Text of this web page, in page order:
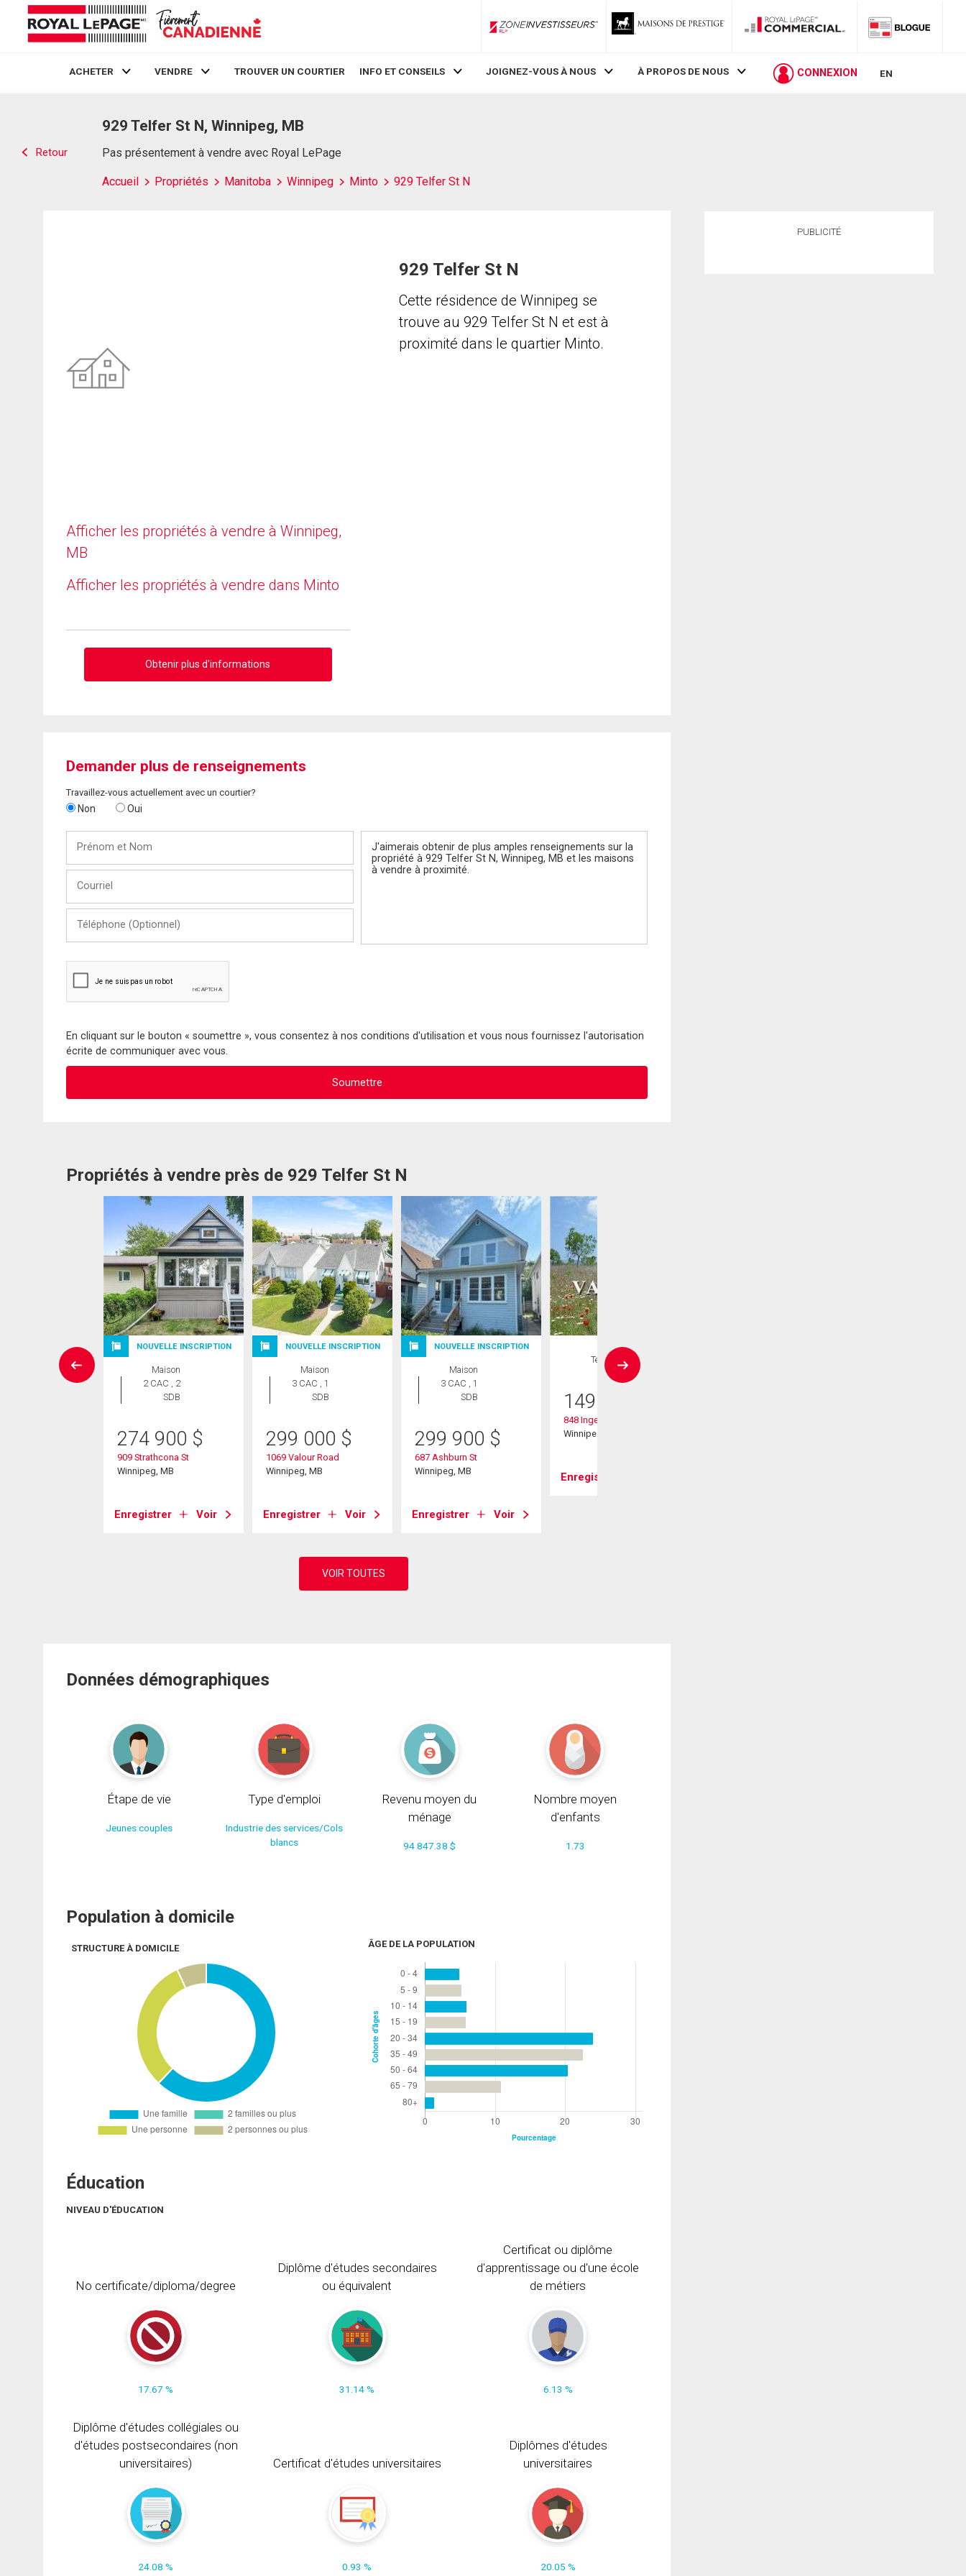
ZoneInvestisseurs RLP
ACHETER VENDRE TROUVER UN COURTIER INFO ET CONSEILS JOIGNEZ-VOUS À NOUS À PROPOS DE NOUS CONNEXION EN
Retour
929 Telfer St N, Winnipeg, MB
Pas présentement à vendre avec Royal LePage
Accueil Propriétés Manitoba Winnipeg Minto 929 Telfer St N
Afficher les propriétés à vendre à Winnipeg,
MB
Afficher les propriétés à vendre dans Minto
Obtenir plus d'informations
929 Telfer St N
Cette résidence de Winnipeg se
trouve au 929 Telfer St N et est à
proximité dans le quartier Minto.
Demander plus de renseignements
Travaillez-vous actuellement avec un courtier?
Non Oui
Nom
(Optionnel)
En cliquant sur le bouton « soumettre », vous consentez à nos conditions d'utilisation et vous nous fournissez l'autorisation
écrite de communiquer avec vous.
Propriétés à vendre près de 929 Telfer St N
NOUVELLE INSCRIPTION
Maison
2 CAC , 2
SDB
274 900 $
909 Strathcona St
Winnipeg, MB
Enregistrer Voir
NOUVELLE INSCRIPTION
Maison
3 CAC , 1
SDB
299 000 $
1069 Valour Road
Winnipeg, MB
Enregistrer Voir
NOUVELLE INSCRIPTION
Maison
3 CAC , 1
SDB
299 900 $
687 Ashburn St
Winnipeg, MB
Enregistrer Voir
Terrain
149 900
848 Ingersoll St
Winnipeg, MB
Enregistrer
Données démographiques
Étape de vie
Jeunes couples
Type d'emploi
Industrie des services/Cols
blancs
Revenu moyen du
ménage
94 847.38 $
Nombre moyen
d'enfants
1.73
Population à domicile
STRUCTURE À DOMICILE ÂGE DE LA POPULATION
Éducation
NIVEAU D'ÉDUCATION
No certificate/diploma/degree
17.67 %
Diplôme d'études secondaires
ou équivalent
31.14 %
Certificat ou diplôme
d'apprentissage ou d'une école
de métiers
6.13 %
Diplôme d'études collégiales ou
d'études postsecondaires (non
universitaires)
24.08 %
Certificat d'études universitaires
0.93 %
Diplômes d'études
universitaires
20.05 %
PUBLICITÉ